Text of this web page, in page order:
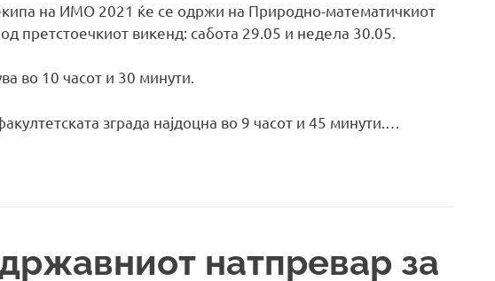
на ИМО 2021 ќе се одржи на Природно-математичкиот
претстоечкиот викенд: сабота 29.05 и недела 30.05.
во 10 часот и 30 минути.
зграда најдоцна во 9 часот и 45 минути.…
натпревар за